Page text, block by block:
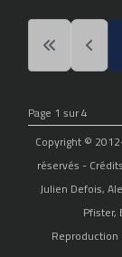
Page 1 sur 4
Copyright ©
réservés -
Julien Defois,
Pfister,